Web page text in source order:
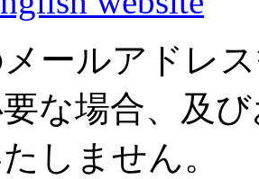
ールアドレ
な場合、及
しません。